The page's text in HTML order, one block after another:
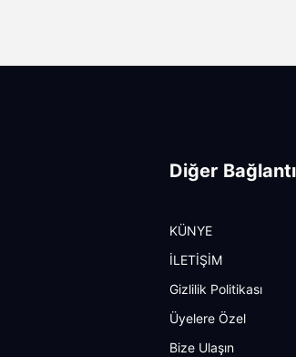
Diğer
KÜNYE
İLETİŞİM
Gizlilik Politikası
Üyelere Özel
Bize Ulaşın